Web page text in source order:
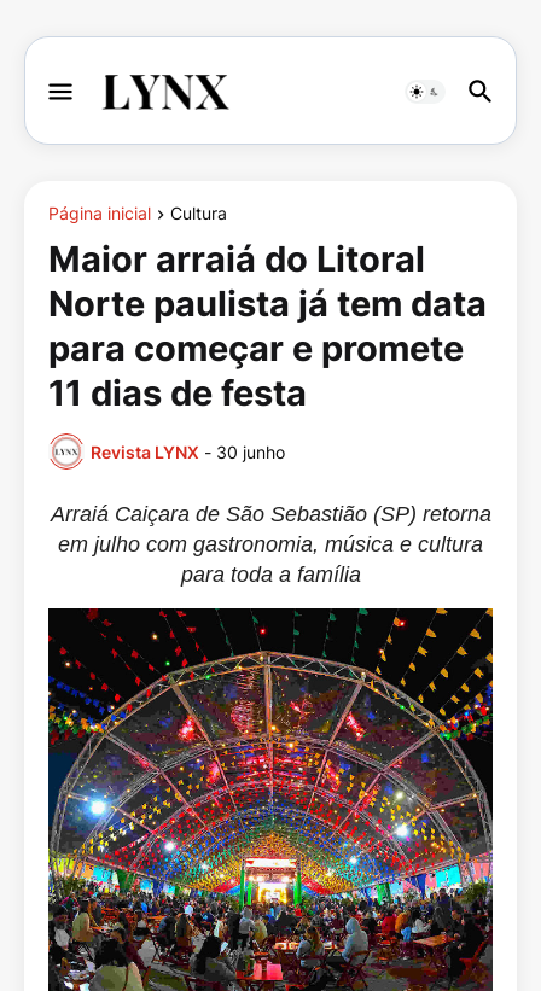
Página inicial Cultura
Maior arraiá do Litoral
Norte paulista já tem data
para começar e promete
11 dias de festa
Revista LYNX - 30 junho
Arraiá Caiçara de São Sebastião (SP) retorna
em julho com gastronomia, música e cultura
para toda a família